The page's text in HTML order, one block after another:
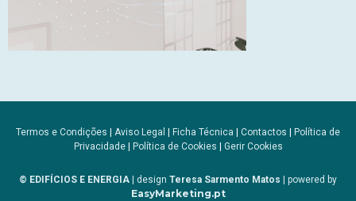
Termos e Condições | Aviso Legal | Ficha Técnica | Contactos | Política de
Privacidade| Política de Cookies | Gerir Cookies
© EDIFÍCIOS E ENERGIA | design Teresa Sarmento Matos | powered by
EasyMarketing.pt